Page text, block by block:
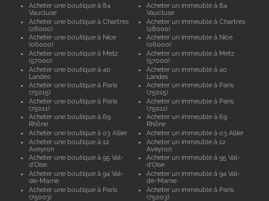
Acheter une boutique à 84
Vaucluse
Acheter une boutique à Chartres
(28000)
Acheter une boutique à Nice
(06000)
Acheter une boutique à Metz
(57000)
Acheter une boutique à 40
Landes
Acheter une boutique à Paris
(75015)
Acheter une boutique à Paris
(75011)
Acheter une boutique à 69
Rhône
Acheter une boutique à 03 Allier
Acheter une boutique à 12
Aveyron
Acheter une boutique à 95 Val-
d'Oise
Acheter une boutique à 94 Val-
de-Marne
Acheter une boutique à Paris
(75003)
Acheter un immeuble à 84
Vaucluse
Acheter un immeuble à Chartres
(28000)
Acheter un immeuble à Nice
(06000)
Acheter un immeuble à Metz
(57000)
Acheter un immeuble à 40
Landes
Acheter un immeuble à Paris
(75015)
Acheter un immeuble à Paris
(75011)
Acheter un immeuble à 69
Rhône
Acheter un immeuble à 03 Allier
Acheter un immeuble à 12
Aveyron
Acheter un immeuble à 95 Val-
d'Oise
Acheter un immeuble à 94 Val-
de-Marne
Acheter un immeuble à Paris
(75003)